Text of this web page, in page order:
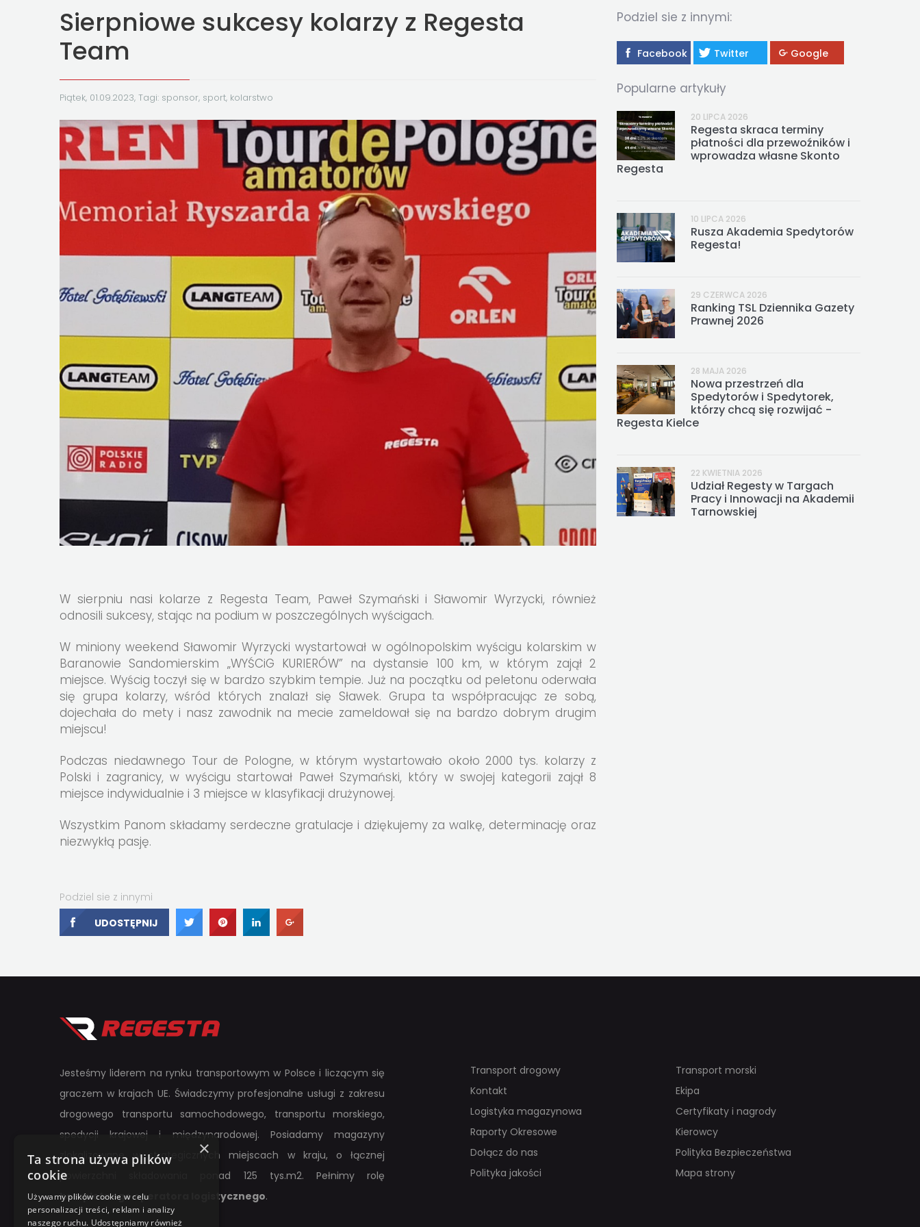
REGESTA LOGISTYKA
Sierpniowe sukcesy kolarzy z Regesta
Team
Piątek, 01.09.2023, Tagi: sponsor, sport, kolarstwo
W sierpniu nasi kolarze z Regesta Team, Paweł Szymański i Sławomir Wyrzycki, również
odnosili sukcesy, stając na podium w poszczególnych wyścigach.
W miniony weekend Sławomir Wyrzycki wystartował w ogólnopolskim wyścigu kolarskim w
Baranowie Sandomierskim „WYŚCiG KURIERÓW” na dystansie 100 km, w którym zajął 2
miejsce. Wyścig toczył się w bardzo szybkim tempie. Już na początku od peletonu oderwała
się grupa kolarzy, wśród których znalazł się Sławek. Grupa ta współpracując ze sobą,
dojechała do mety i nasz zawodnik na mecie zameldował się na bardzo dobrym drugim
miejscu!
Podczas niedawnego Tour de Pologne, w którym wystartowało około 2000 tys. kolarzy z
Polski i zagranicy, w wyścigu startował Paweł Szymański, który w swojej kategorii zajął 8
miejsce indywidualnie i 3 miejsce w klasyfikacji drużynowej.
Wszystkim Panom składamy serdeczne gratulacje i dziękujemy za walkę, determinację oraz
niezwykłą pasję.
Podziel sie z innymi
UDOSTĘPNIJ
UDOSTĘPNIJUDOSTĘPNIJUDOSTĘPNIJ
Podziel sie z innymi:
Facebook Twitter Google
Popularne artykuły
20 LIPCA 2026
Regesta skraca terminy
płatności dla przewoźników i
wprowadza własne Skonto
Regesta
10 LIPCA 2026
Rusza Akademia Spedytorów
Regesta!
29 CZERWCA 2026
Ranking TSL Dziennika Gazety
Prawnej 2026
28 MAJA 2026
Nowa przestrzeń dla
Spedytorów i Spedytorek,
którzy chcą się rozwijać -
Regesta Kielce
22 KWIETNIA 2026
Udział Regesty w Targach
Pracy i Innowacji na Akademii
Tarnowskiej
Jesteśmy liderem na rynku transportowym w Polsce i liczącym się
graczem w krajach UE. Świadczymy profesjonalne usługi z zakresu
drogowego transportu samochodowego, transportu morskiego,
spedycji krajowej i międzynarodowej. Posiadamy magazyny
zlokalizowane w strategicznych miejscach w kraju, o łącznej
powierzchni składowania ponad 125 tys.m2. Pełnimy rolę
kompletnego operatora logistycznego.
Transport drogowy
Kontakt
Logistyka magazynowa
Raporty Okresowe
Dołącz do nas
Polityka jakości
Transport morski
Ekipa
Certyfikaty i nagrody
Kierowcy
Polityka Bezpieczeństwa
Mapa strony
×
Ta strona używa plików
cookie
Używamy plików cookie w celu
personalizacji treści, reklam i analizy
naszego ruchu. Udostępniamy również